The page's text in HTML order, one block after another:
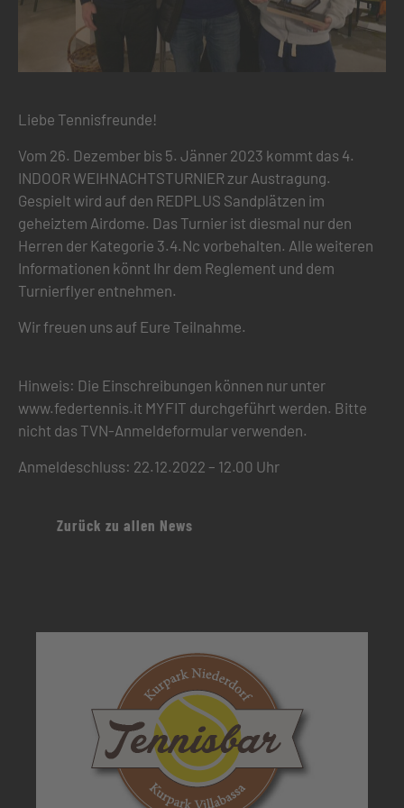
Liebe Tennisfreunde!
Vom 26. Dezember bis 5. Jänner 2023 kommt das 4.
INDOOR WEIHNACHTSTURNIER zur Austragung.
Gespielt wird auf den REDPLUS Sandplätzen im
geheiztem Airdome. Das Turnier ist diesmal nur den
Herren der Kategorie 3.4.Nc vorbehalten. Alle weiteren
Informationen könnt Ihr dem Reglement und dem
Turnierflyer entnehmen.
Wir freuen uns auf Eure Teilnahme.
Hinweis: Die Einschreibungen können nur unter
www.federtennis.it MYFIT durchgeführt werden. Bitte
nicht das TVN-Anmeldeformular verwenden.
Anmeldeschluss: 22.12.2022 – 12.00 Uhr
Zurück zu allen News